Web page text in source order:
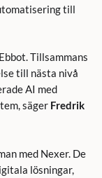
till
Tillsammans
till nästa nivå
AI med
säger Fredrik
med Nexer. De
lösningar,